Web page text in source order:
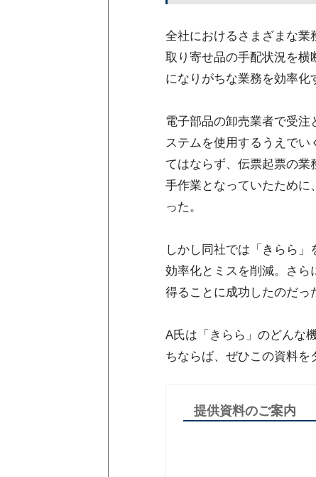
全社におけるさまざまな業
取り寄せ品の手配状況を横
になりがちな業務を効率化
電子部品の卸売業者で受
ステムを使用するうえでい
てはならず、伝票起票の
手作業となっていたために
った。
しかし同社では「きらら
効率化とミスを削減。さら
得ることに成功したのだっ
A氏は「きらら」のどんな
ちならば、ぜひこの資料を
提供資料のご案内